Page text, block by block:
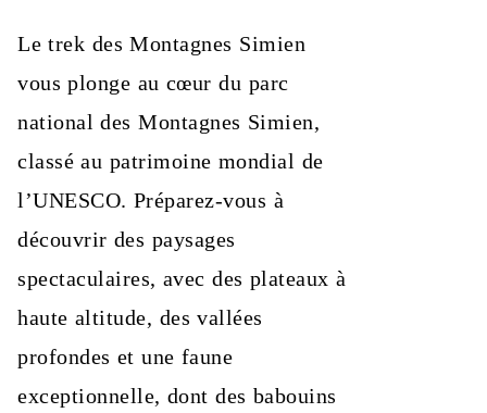
Le trek des Montagnes Simien
vous plonge au cœur du parc
national des Montagnes Simien,
classé au patrimoine mondial de
l’UNESCO. Préparez-vous à
découvrir des paysages
spectaculaires, avec des plateaux à
haute altitude, des vallées
profondes et une faune
exceptionnelle, dont des babouins